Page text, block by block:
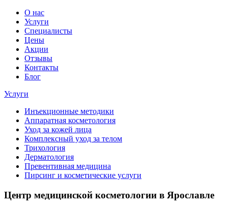
О нас
Услуги
Специалисты
Цены
Акции
Отзывы
Контакты
Блог
Услуги
Инъекционные методики
Аппаратная косметология
Уход за кожей лица
Комплексный уход за телом
Трихология
Дерматология
Превентивная медицина
Пирсинг и косметические услуги
Центр медицинской косметологии в Ярославле